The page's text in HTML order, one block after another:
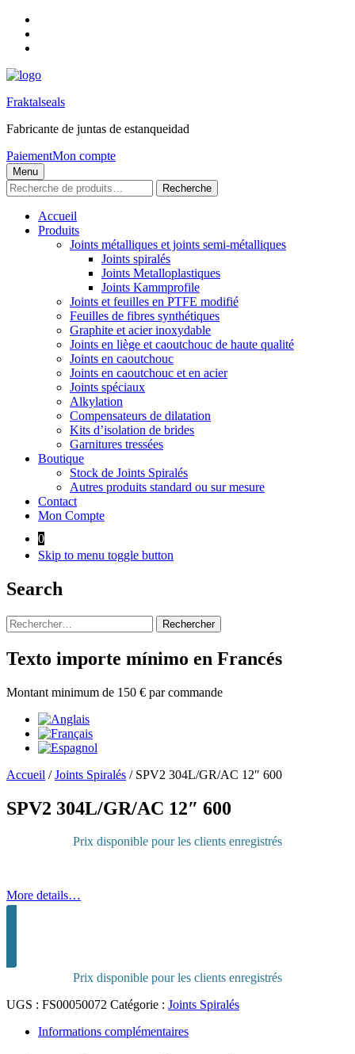
content
footer
Fraktalseals
Fabricante de juntas de estanqueidad
PaiementMon compte
Menu
Recherche
pour :
Recherche
Accueil
Produits
Joints métalliques et joints semi-métalliques
Joints spiralés
Joints Metalloplastiques
Joints Kammprofile
Joints et feuilles en PTFE modifié
Feuilles de fibres synthétiques
Graphite et acier inoxydable
Joints en liège et caoutchouc de haute qualité
Joints en caoutchouc
Joints en caoutchouc et en acier
Joints spéciaux
Alkylation
Compensateurs de dilatation
Kits d’isolation de brides
Garnitures tressées
Boutique
Stock de Joints Spiralés
Autres produits standard ou sur mesure
Contact
Mon Compte
0
Skip to menu toggle button
Search
Rechercher :
Texto importe mínimo en Francés
Montant minimum de 150 € par commande
Accueil /Joints Spiralés / SPV2 304L/GR/AC 12″ 600
SPV2 304L/GR/AC 12″ 600
Prix disponible pour les clients enregistrés
More details…
Prix disponible pour les clients enregistrés
UGS : FS00050072 Catégorie : Joints Spiralés
Informations complémentaires